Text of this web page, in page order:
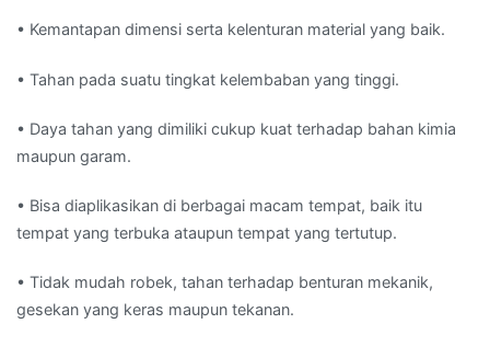
• Kemantapan dimensi serta kelenturan material yang baik.
• Tahan pada suatu tingkat kelembaban yang tinggi.
• Daya tahan yang dimiliki cukup kuat terhadap bahan kimia
maupun garam.
• Bisa diaplikasikan di berbagai macam tempat, baik itu
tempat yang terbuka ataupun tempat yang tertutup.
• Tidak mudah robek, tahan terhadap benturan mekanik,
gesekan yang keras maupun tekanan.